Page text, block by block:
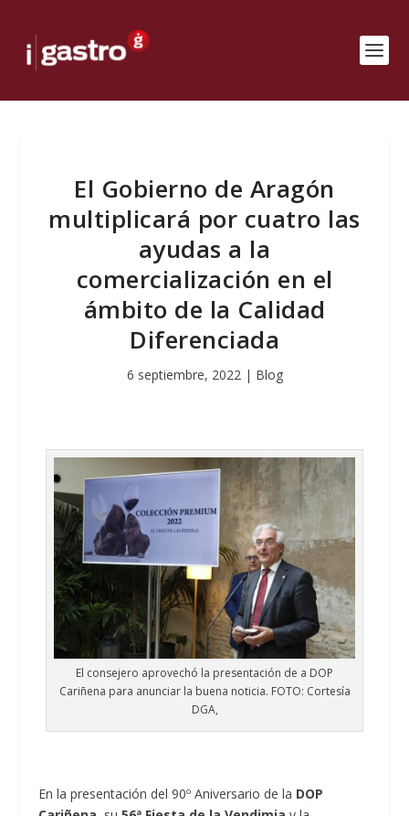
El Gobierno de Aragón
multiplicará por cuatro las
ayudas a la
comercialización en el
ámbito de la Calidad
Diferenciada
6 septiembre, 2022| Blog
El consejero aprovechó la presentación de a DOP
Cariñena para anunciar la buena noticia. FOTO: Cortesía
DGA,
En la presentación del 90º Aniversario de la DOP